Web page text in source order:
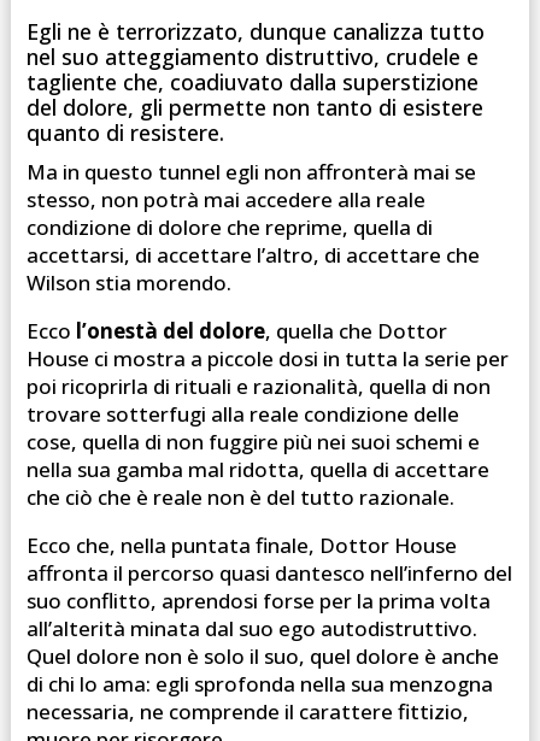
Egli ne è terrorizzato, dunque canalizza tutto
nel suo atteggiamento distruttivo, crudele e
tagliente che, coadiuvato dalla superstizione
del dolore, gli permette non tanto di esistere
quanto di resistere.
Ma in questo tunnel egli non affronterà mai se
stesso, non potrà mai accedere alla reale
condizione di dolore che reprime, quella di
accettarsi, di accettare l’altro, di accettare che
Wilson stia morendo.
Ecco l’onestà del dolore, quella che Dottor
House ci mostra a piccole dosi in tutta la serie per
poi ricoprirla di rituali e razionalità, quella di non
trovare sotterfugi alla reale condizione delle
cose, quella di non fuggire più nei suoi schemi e
nella sua gamba mal ridotta, quella di accettare
che ciò che è reale non è del tutto razionale.
Ecco che, nella puntata finale, Dottor House
affronta il percorso quasi dantesco nell’inferno del
suo conflitto, aprendosi forse per la prima volta
all’alterità minata dal suo ego autodistruttivo.
Quel dolore non è solo il suo, quel dolore è anche
di chi lo ama: egli sprofonda nella sua menzogna
necessaria, ne comprende il carattere fittizio,